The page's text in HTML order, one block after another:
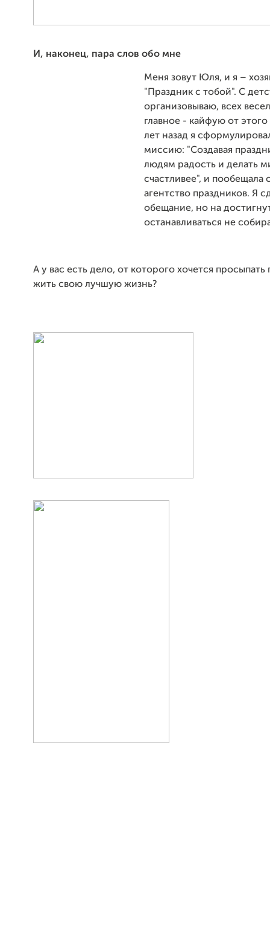
И, наконец, пара слов обо мне
Меня зовут Юля, и я –
"Праздник с тобой". С
организовываю, всех
главное - кайфую от этого
лет назад я
миссию: "Создавая
людям радость и делать
счастливее", и пообещала
агентство праздников. Я
обещание, но на
останавливаться не
А у вас есть дело, от которого хочется просыпать
жить свою лучшую жизнь?